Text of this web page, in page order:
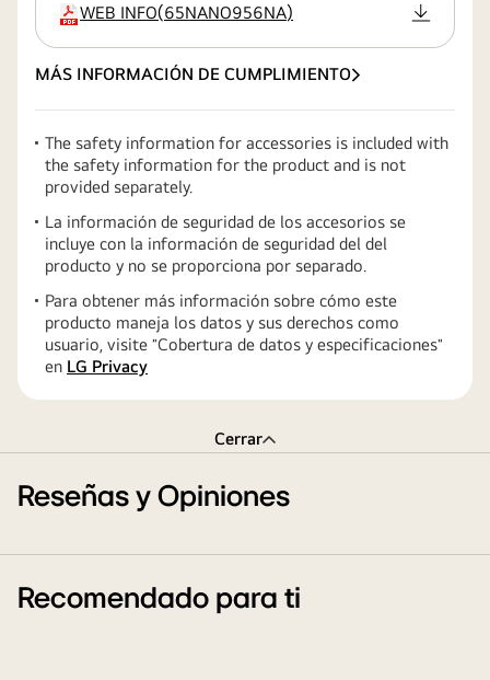
extensión:pdf
WEB INFO(65NANO956NA)
MÁS INFORMACIÓN DE CUMPLIMIENTO
The safety information for accessories is included with
the safety information for the product and is not
provided separately.
La información de seguridad de los accesorios se
incluye con la información de seguridad del del
producto y no se proporciona por separado.
Para obtener más información sobre cómo este
producto maneja los datos y sus derechos como
usuario, visite ″Cobertura de datos y especificaciones″
en LG Privacy
Cerrar
Reseñas y Opiniones
Recomendado para ti